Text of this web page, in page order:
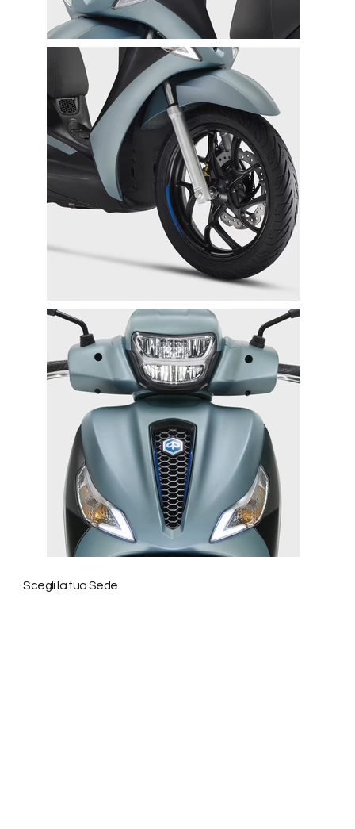
$100M+
Clients’ Income during the Last Quarter
Industry Awards
355
Business Partners in over 30 Countries
27
Years of Experience
Scegli la tua Sede